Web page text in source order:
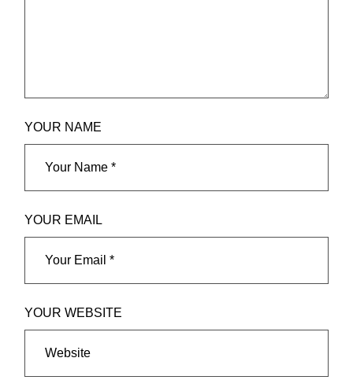
YOUR NAME
YOUR EMAIL
YOUR WEBSITE